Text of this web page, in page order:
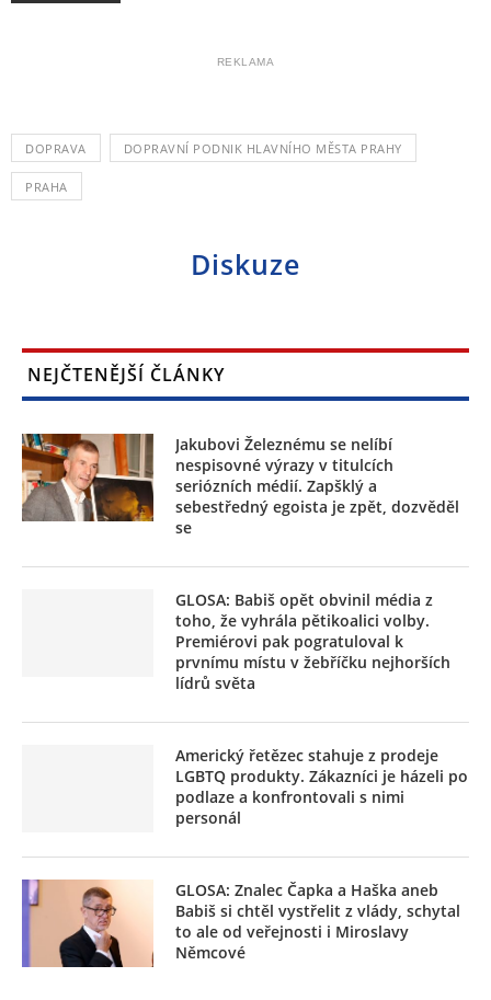
REKLAMA
DOPRAVA DOPRAVNÍ PODNIK HLAVNÍHO MĚSTA PRAHY
PRAHA
Diskuze
NEJČTENĚJŠÍ ČLÁNKY
Jakubovi Železnému se nelíbí
nespisovné výrazy v titulcích
seriózních médií. Zapšklý a
sebestředný egoista je zpět, dozvěděl
se
GLOSA: Babiš opět obvinil média z
toho, že vyhrála pětikoalici volby.
Premiérovi pak pogratuloval k
prvnímu místu v žebříčku nejhorších
lídrů světa
Americký řetězec stahuje z prodeje
LGBTQ produkty. Zákazníci je házeli po
podlaze a konfrontovali s nimi
personál
GLOSA: Znalec Čapka a Haška aneb
Babiš si chtěl vystřelit z vlády, schytal
to ale od veřejnosti i Miroslavy
Němcové